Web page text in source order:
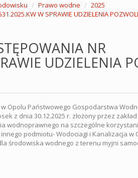
Prawo wodne
2025
W SPRAWIE UDZIELENIA
NR
UDZIELENIA
Opolu Państwowego Gospodarstwa
z dnia 30.12.2025 r. złożony przez zakład
wodnoprawnego na szczególne
podmiotu- Wodociagi i Kanalizacja w
środowiska wodnego z terenu myjni